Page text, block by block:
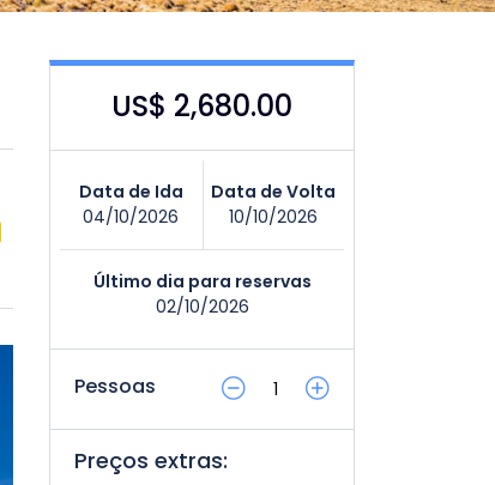
US$ 2,680.00
Data de Ida
04/10/2026
Data de Volta
10/10/2026
Último dia para reservas
02/10/2026
Pessoas
Preços extras: